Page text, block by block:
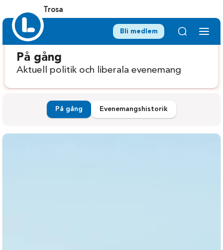
Trosa
Bli medlem
På gång
Aktuell politik och liberala evenemang
På gång Evenemangshistorik